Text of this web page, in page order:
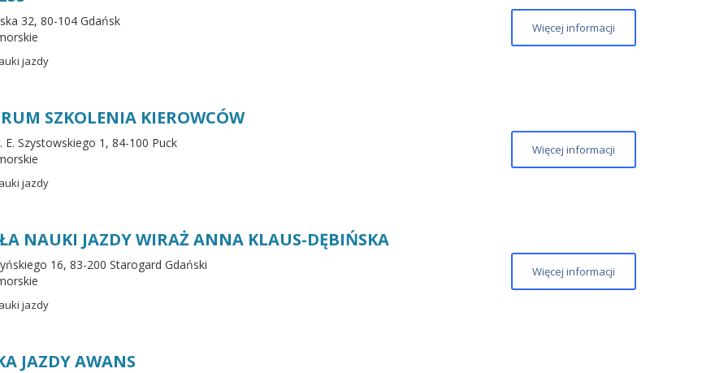
32, 80-104 Gdańsk
jazdy
Więcej informacji
SZKOLENIA KIEROWCÓW
E. Szystowskiego 1, 84-100 Puck
jazdy
Więcej informacji
NAUKI JAZDY WIRAŻ ANNA KLAUS-DĘBIŃSKA
16, 83-200 Starogard Gdański
jazdy
Więcej informacji
JAZDY AWANS